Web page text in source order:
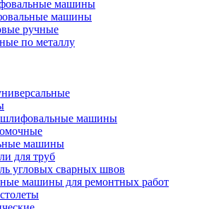
машины
машины
ручные
по металлу
машины
машины
для труб
угловых сварных швов
машины для ремонтных работ